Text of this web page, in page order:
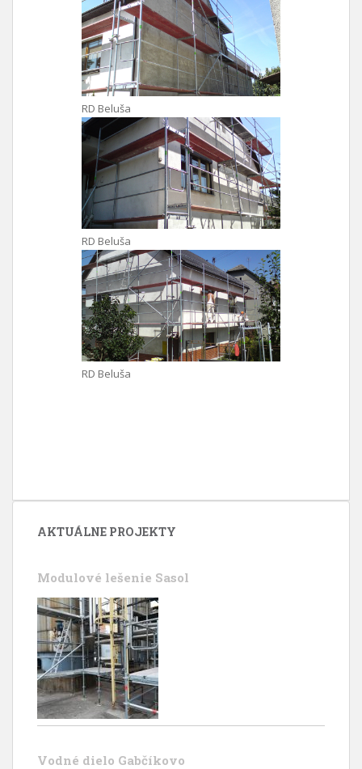
RD Beluša
RD Beluša
RD Beluša
AKTUÁLNE PROJEKTY
Modulové lešenie Sasol
Vodné dielo Gabčíkovo